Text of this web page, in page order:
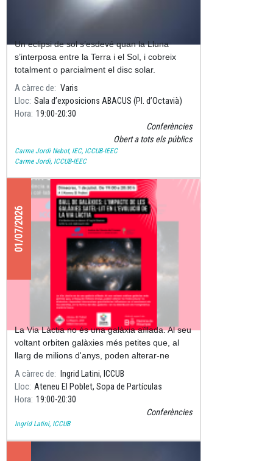
CONFERÈNCIA “L’eclipsi del segle”
Un eclipsi de sol s’esdevé quan la Lluna
s’interposa entre la Terra i el Sol, i cobreix
totalment o parcialment el disc solar.
A càrrec de
Varis
Lloc Sala d’exposicions ABACUS (Pl. d’Octavià)
Hora 19:00 20:30
Conferències
Obert a tots els públics
Carme Jordi Nebot, IEC, ICCUB-IEEC
Carme Jordi, ICCUB-IEEC
01/07/2026
Ball de galàxies: l'impacte de les
galàxies satèl·lit en l'evolució de la
Via Làctia
La Via Làctia no és una galàxia aïllada. Al seu
voltant orbiten galàxies més petites que, al
llarg de milions d'anys, poden alterar-ne
l'estructura i la dinàmica.
A càrrec de
Ingrid Latini, ICCUB
Lloc Ateneu El Poblet, Sopa de Partículas
Hora 19:00 20:30
Conferències
Ingrid Latini, ICCUB